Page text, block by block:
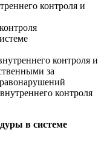
контроля и
контроля и
за
контроля
в системе